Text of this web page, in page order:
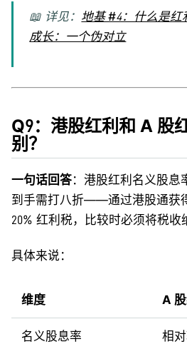
📖 详见： 地基 #4：什么是
成长：一个伪对立
Q9：港股红利和 A 股
别？
一句话回答：港股红利名义股息
到手需打八折——通过港股通获
20% 红利税，比较时必须将税收
具体来说：
维度 A 股
名义股息率 相